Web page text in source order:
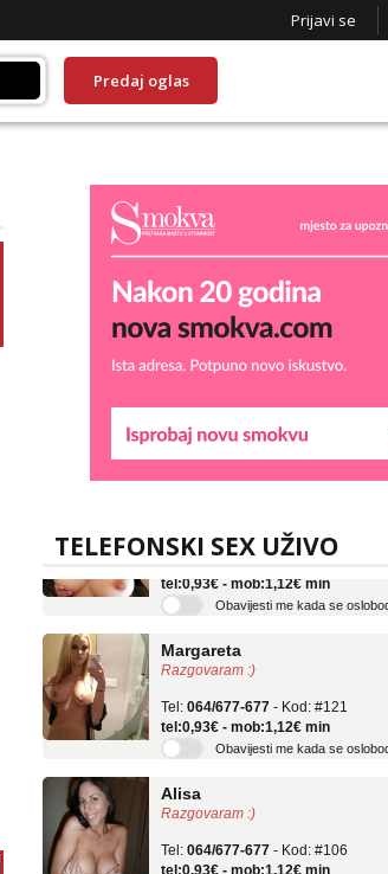
Prijavi se
Predaj oglas
TELEFONSKI SEX UŽIVO
Liliana
Tel:064/677-677 - Kod: #69
tel:0,93€ - mob:1,12€ min
Obavijesti me kada se oslobodi
Razgovaram :)
064/677-677
tel:0,93€ - mob:1,12€ min
Obavijesti me kada se oslobodi
Razgovaram :)
064/677-677
tel:0,93€ - mob:1,12€ min
Obavijesti me kada se oslobodi